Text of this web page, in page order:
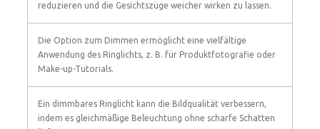
reduzieren und die Gesichtszüge weicher wirken zu lassen.
Die Option zum Dimmen ermöglicht eine vielfältige
Anwendung des Ringlichts, z. B. für Produktfotografie oder
Make-up-Tutorials.
Ein dimmbares Ringlicht kann die Bildqualität verbessern,
indem es gleichmäßige Beleuchtung ohne scharfe Schatten